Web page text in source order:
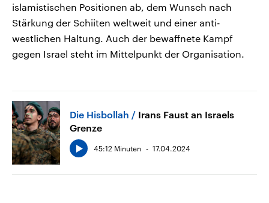
islamistischen Positionen ab, dem Wunsch nach
Stärkung der Schiiten weltweit und einer anti-
westlichen Haltung. Auch der bewaffnete Kampf
gegen Israel steht im Mittelpunkt der Organisation.
Die Hisbollah
Irans Faust an Israels
Grenze
45:12 Minuten 17.04.2024